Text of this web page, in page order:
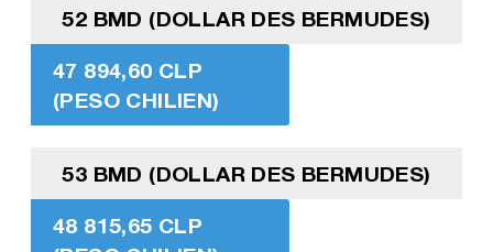
52 BMD (DOLLAR DES BERMUDES)
47 894,60 CLP
(PESO CHILIEN)
53 BMD (DOLLAR DES BERMUDES)
48 815,65 CLP